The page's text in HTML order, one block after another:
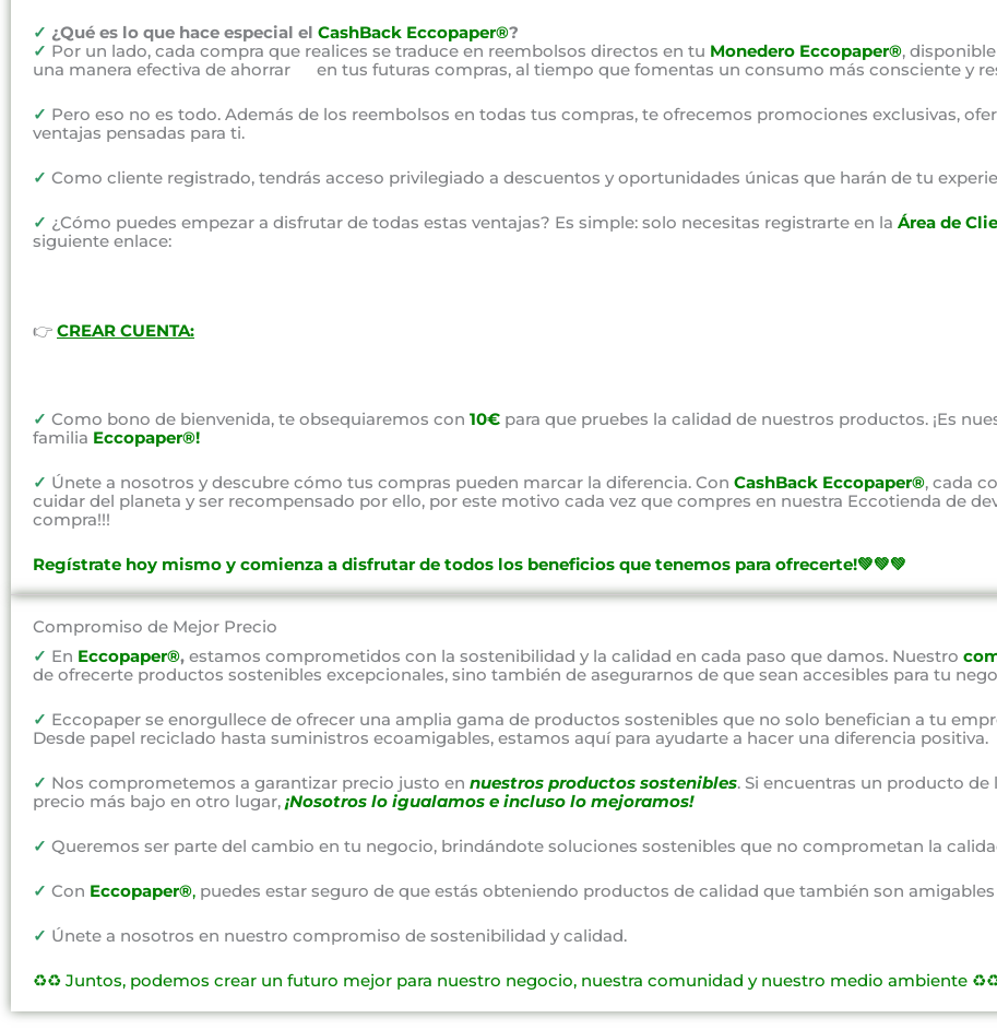
✓ ¿Qué es lo que hace especial el CashBack Eccopaper®?
✓ Por un lado, cada compra que realices se traduce en reembolsos directos en tu Monedero Eccopaper®,
una manera efectiva de ahorrar en tus futuras compras, al tiempo que fomentas un consumo más consciente y
✓ Pero eso no es todo. Además de los reembolsos en todas tus compras, te ofrecemos promociones exclusivas,
ventajas pensadas para ti.
✓ Como cliente registrado, tendrás acceso privilegiado a descuentos y oportunidades únicas que harán de tu
✓ ¿Cómo puedes empezar a disfrutar de todas estas ventajas? Es simple: solo necesitas registrarte en la Área de
siguiente enlace:
👉 CREAR CUENTA:
✓ Como bono de bienvenida, te obsequiaremos con 10€ para que pruebes la calidad de nuestros productos. ¡Es
familia Eccopaper®!
✓ Únete a nosotros y descubre cómo tus compras pueden marcar la diferencia. Con CashBack Eccopaper®, cada
cuidar del planeta y ser recompensado por ello, por este motivo cada vez que compres en nuestra Eccotienda de
compra!!!
Regístrate hoy mismo y comienza a disfrutar de todos los beneficios que tenemos para ofrecerte!💚💚💚
Compromiso de Mejor Precio
✓ En Eccopaper®, estamos comprometidos con la sostenibilidad y la calidad en cada paso que damos. Nuestro
de ofrecerte productos sostenibles excepcionales, sino también de asegurarnos de que sean accesibles para tu
✓ Eccopaper se enorgullece de ofrecer una amplia gama de productos sostenibles que no solo benefician a tu
Desde papel reciclado hasta suministros ecoamigables, estamos aquí para ayudarte a hacer una diferencia positiva.
✓ Nos comprometemos a garantizar precio justo en nuestros productos sostenibles. Si encuentras un producto
precio más bajo en otro lugar, ¡Nosotros lo igualamos e incluso lo mejoramos!
✓ Queremos ser parte del cambio en tu negocio, brindándote soluciones sostenibles que no comprometan la
✓ Con Eccopaper®, puedes estar seguro de que estás obteniendo productos de calidad que también son
✓ Únete a nosotros en nuestro compromiso de sostenibilidad y calidad.
♻️♻️ Juntos, podemos crear un futuro mejor para nuestro negocio, nuestra comunidad y nuestro medio ambiente